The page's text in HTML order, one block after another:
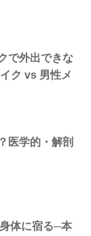
で外出できな
ク vs 男性メ
医学的・解剖
体に宿る─本